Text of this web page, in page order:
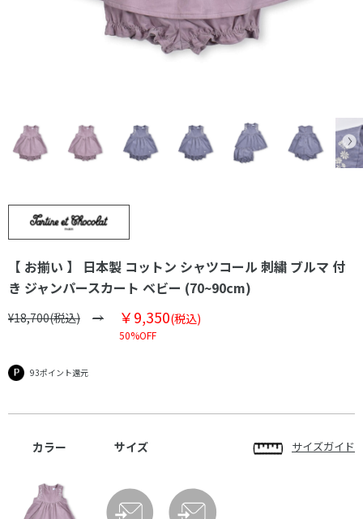
【 お揃い 】 日本製 コットン シャツコール 刺繍 ブルマ 付
き ジャンパースカート ベビー (70~90cm)
¥18,700(税込) ￥9,350(税込)
50%OFF
93ポイント還元
カラー サイズ サイズガイド